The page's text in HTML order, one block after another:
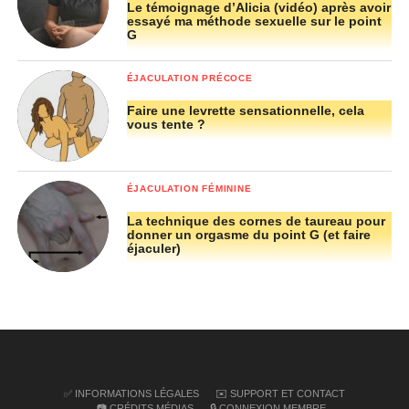
localisation.
Une illustration pour tout comprendre
Regardez pourquoi cette technique marche avec cette
illustration, ce « phénomène de ricochet » ou de
compression est plus parlant en image. Tout est dû à la
proximité entre l’os pubien, la vessie et le point g :
L’augmentation du plaisir est indéniable voir même
Le témoignage d’Alicia (vidéo) après avoir
essayé ma méthode sexuelle sur le point
G
ÉJACULATION PRÉCOCE
Faire une levrette sensationnelle, cela
vous tente ?
ÉJACULATION FÉMININE
La technique des cornes de taureau pour
donner un orgasme du point G (et faire
éjaculer)
✅ INFORMATIONS LÉGALES
✉️ SUPPORT ET CONTACT